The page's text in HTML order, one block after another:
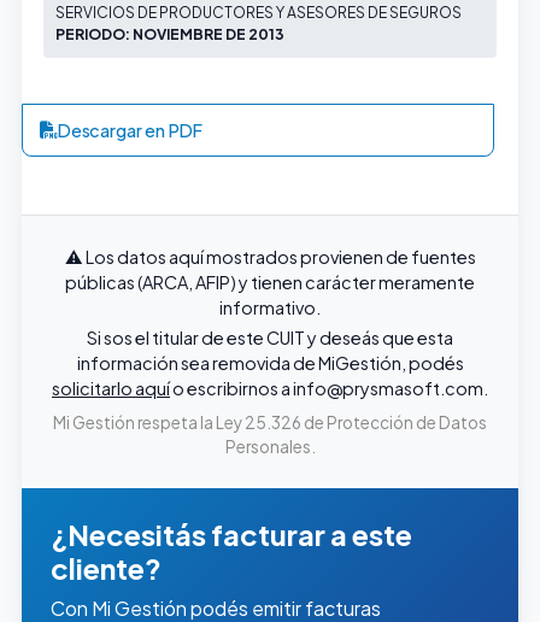
SERVICIOS DE PRODUCTORES Y ASESORES DE SEGUROS
PERIODO: NOVIEMBRE DE 2013
Descargar en PDF
⚠️ Los datos aquí mostrados provienen de fuentes
públicas (ARCA, AFIP) y tienen carácter meramente
informativo.
Si sos el titular de este CUIT y deseás que esta
información sea removida de MiGestión, podés
solicitarlo aquío escribirnos ainfo@prysmasoft.com
Mi Gestión respeta la Ley 25.326 de Protección de Datos
Personales.
¿Necesitás facturar a este
cliente?
Con Mi Gestión podés emitir facturas